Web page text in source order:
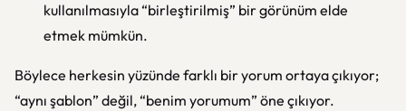
kullanılmasıyla “birleştirilmiş” bir görünüm elde
etmek mümkün.
Böylece herkesin yüzünde farklı bir yorum ortaya çıkıyor;
“aynı şablon” değil, “benim yorumum” öne çıkıyor.